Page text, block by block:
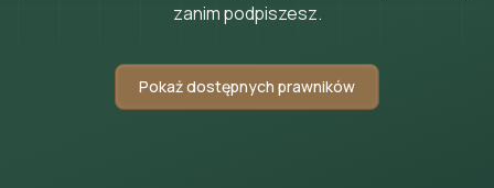
zanim podpiszesz.
Pokaż dostępnych prawników